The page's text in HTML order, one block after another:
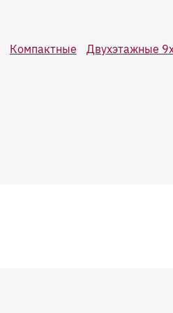
Компактные Двухэтажные